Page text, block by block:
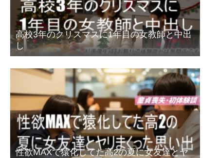
高校3年のクリスマスに1年目の女教師と中出
し
性欲MAXで猿化してた高2の夏に女友達とヤ